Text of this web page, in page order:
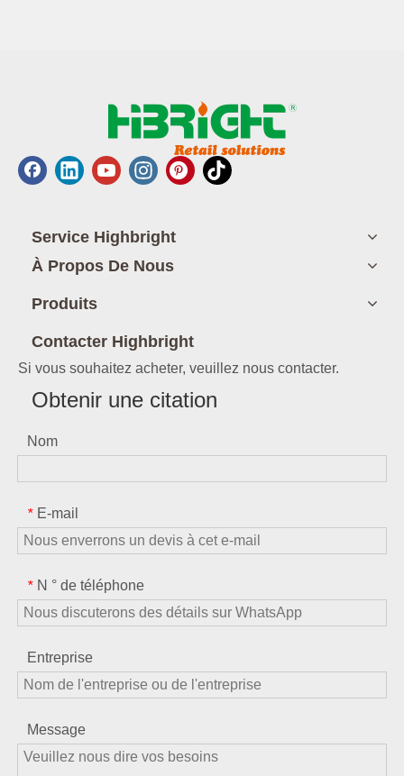
Service Highbright
À Propos De Nous
Produits
Contacter Highbright
Si vous souhaitez acheter, veuillez nous contacter.
Obtenir une citation
Nom
* E-mail
* N ° de téléphone
Entreprise
Message